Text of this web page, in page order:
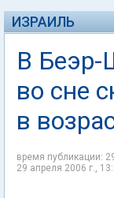
ИЗРАИЛЬ
В Беэр-
во сне
в
время публикации:
29 апреля 2006 г.,